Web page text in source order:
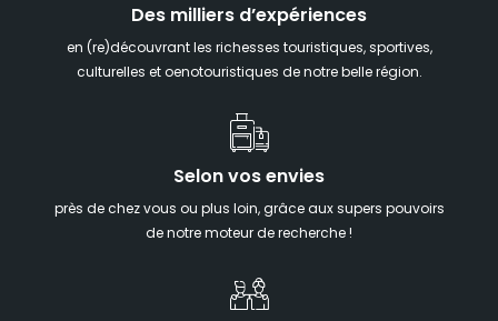
Des milliers d’expériences
en (re)découvrant les richesses touristiques, sportives,
culturelles et oenotouristiques de notre belle région.
Selon vos envies
près de chez vous ou plus loin, grâce aux supers pouvoirs
de notre moteur de recherche !